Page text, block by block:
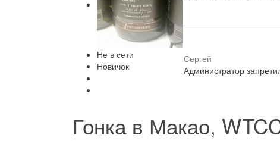
Не в сети
Новичок
Сергей
Администратор
Гонка в Макао,